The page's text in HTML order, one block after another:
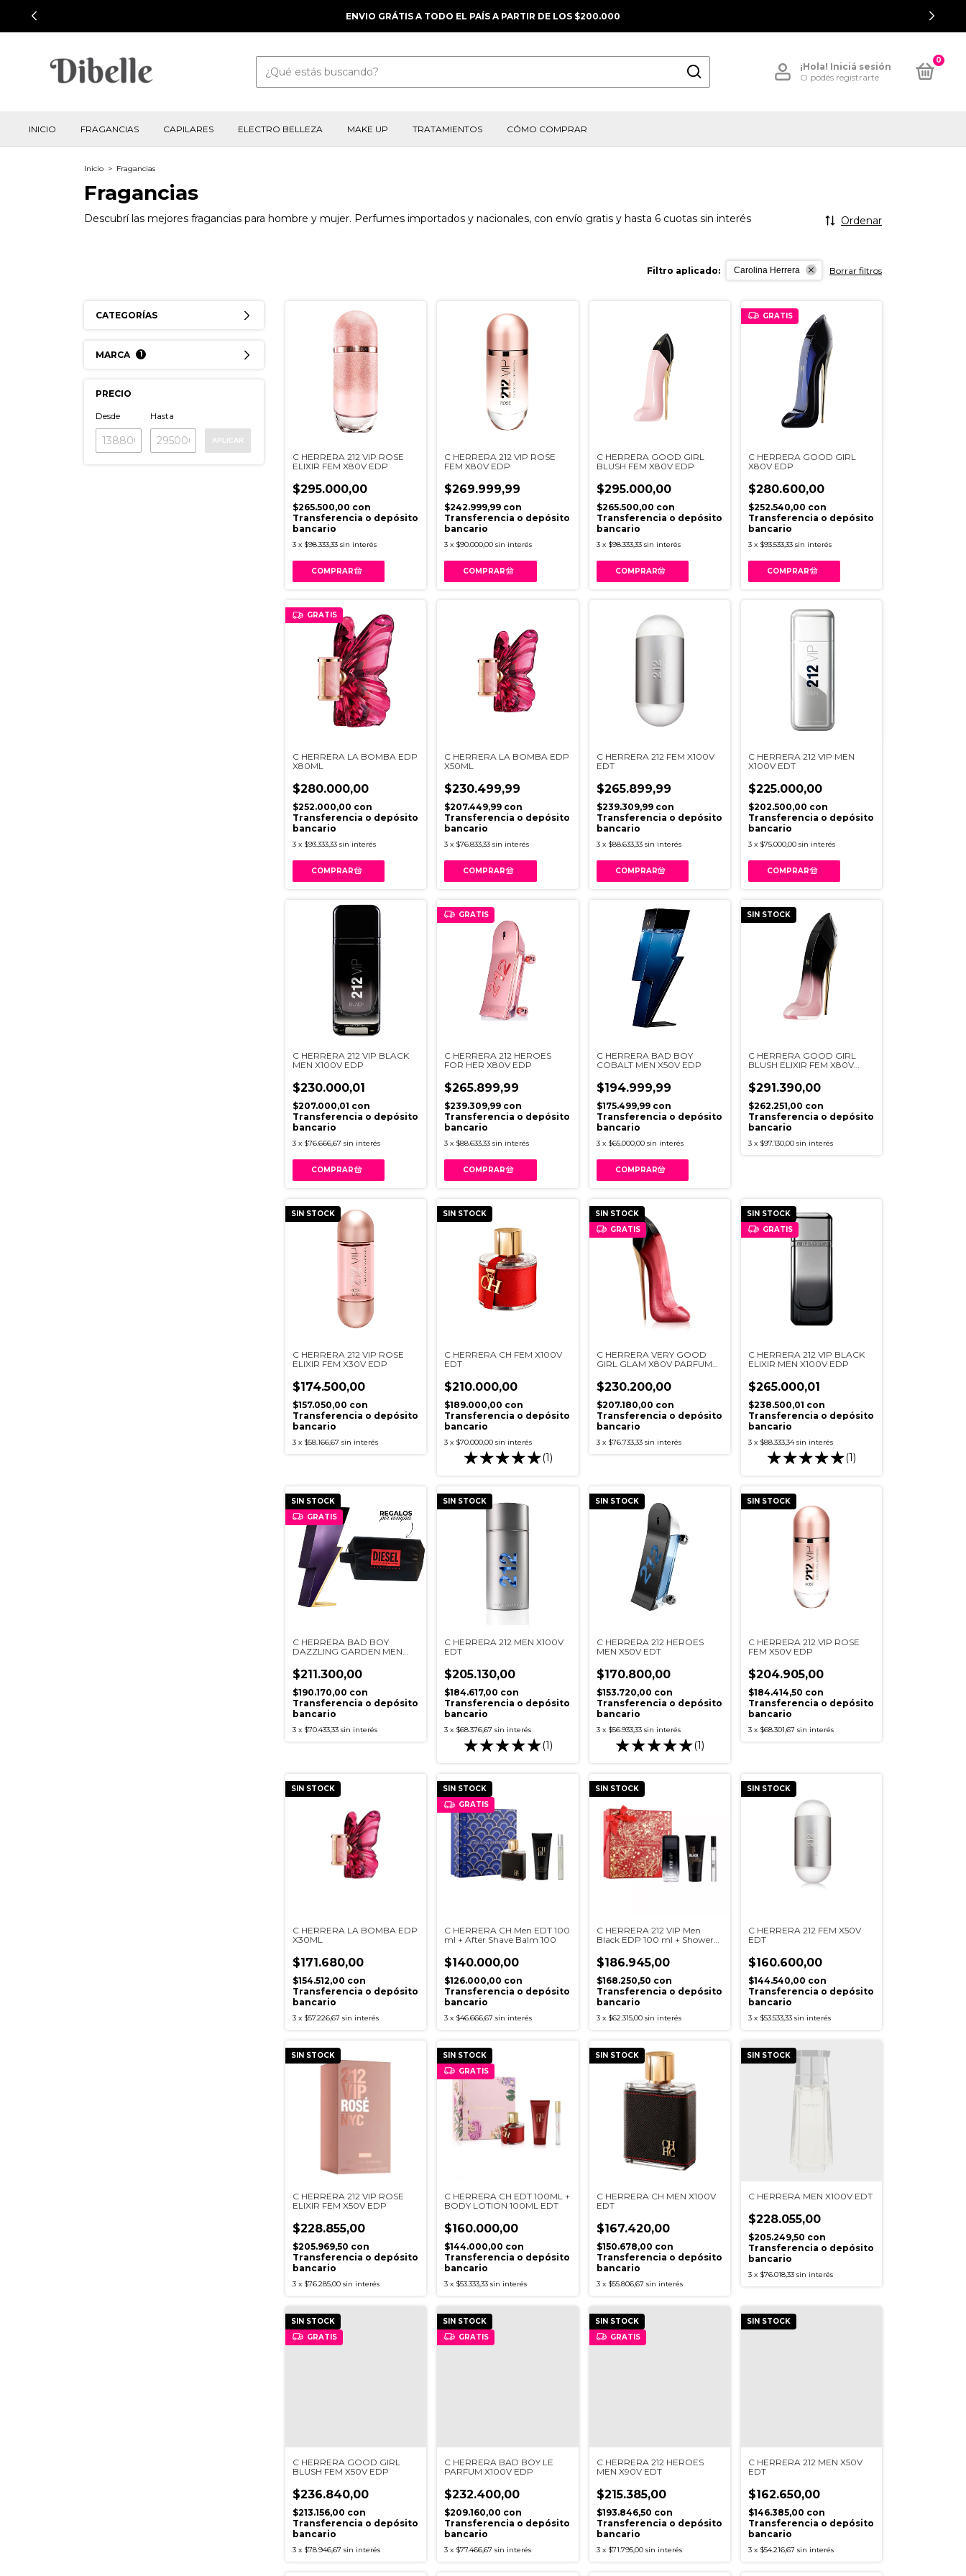
ENVIO GRÁTIS A TODO EL PAÍS A PARTIR DE LOS $200.000
¡Hola! Iniciá sesión
O podés registrarte
0
INICIO FRAGANCIAS CAPILARES ELECTRO BELLEZA MAKE UP TRATAMIENTOS CÓMO COMPRAR
Inicio > Fragancias
Fragancias
Descubrí las mejores fragancias para hombre y mujer. Perfumes importados y nacionales, con envío gratis y hasta 6 cuotas sin interés Ordenar
Filtro aplicado: Carolina Herrera Borrar filtros
CATEGORÍAS
MARCA 1
PRECIO
Desde Hasta
APLICAR
C HERRERA 212 VIP ROSE
ELIXIR FEM X80V EDP
$295.000,00
$265.500,00 con
Transferencia o depósito
bancario
3 x $98.333,33 sin interés
C HERRERA 212 VIP ROSE
FEM X80V EDP
$269.999,99
$242.999,99 con
Transferencia o depósito
bancario
3 x $90.000,00 sin interés
C HERRERA GOOD GIRL
BLUSH FEM X80V EDP
$295.000,00
$265.500,00 con
Transferencia o depósito
bancario
3 x $98.333,33 sin interés
GRATIS
C HERRERA GOOD GIRL
X80V EDP
$280.600,00
$252.540,00 con
Transferencia o depósito
bancario
3 x $93.533,33 sin interés
GRATIS
C HERRERA LA BOMBA EDP
X80ML
$280.000,00
$252.000,00 con
Transferencia o depósito
bancario
3 x $93.333,33 sin interés
C HERRERA LA BOMBA EDP
X50ML
$230.499,99
$207.449,99 con
Transferencia o depósito
bancario
3 x $76.833,33 sin interés
C HERRERA 212 FEM X100V
EDT
$265.899,99
$239.309,99 con
Transferencia o depósito
bancario
3 x $88.633,33 sin interés
C HERRERA 212 VIP MEN
X100V EDT
$225.000,00
$202.500,00 con
Transferencia o depósito
bancario
3 x $75.000,00 sin interés
C HERRERA 212 VIP BLACK
MEN X100V EDP
$230.000,01
$207.000,01 con
Transferencia o depósito
bancario
3 x $76.666,67 sin interés
GRATIS
C HERRERA 212 HEROES
FOR HER X80V EDP
$265.899,99
$239.309,99 con
Transferencia o depósito
bancario
3 x $88.633,33 sin interés
C HERRERA BAD BOY
COBALT MEN X50V EDP
$194.999,99
$175.499,99 con
Transferencia o depósito
bancario
3 x $65.000,00 sin interés
SIN STOCK
C HERRERA GOOD GIRL
BLUSH ELIXIR FEM X80V
$291.390,00
$262.251,00 con
Transferencia o depósito
bancario
3 x $97.130,00 sin interés
SIN STOCK
C HERRERA 212 VIP ROSE
ELIXIR FEM X30V EDP
$174.500,00
$157.050,00 con
Transferencia o depósito
bancario
3 x $58.166,67 sin interés
SIN STOCK
C HERRERA CH FEM X100V
EDT
$210.000,00
$189.000,00 con
Transferencia o depósito
bancario
3 x $70.000,00 sin interés
(1)
SIN STOCK
GRATIS
C HERRERA VERY GOOD
GIRL GLAM X80V PARFUM
$230.200,00
$207.180,00 con
Transferencia o depósito
bancario
3 x $76.733,33 sin interés
SIN STOCK
GRATIS
C HERRERA 212 VIP BLACK
ELIXIR MEN X100V EDP
$265.000,01
$238.500,01 con
Transferencia o depósito
bancario
3 x $88.333,34 sin interés
(1)
SIN STOCK
GRATIS
C HERRERA BAD BOY
DAZZLING GARDEN MEN
$211.300,00
$190.170,00 con
Transferencia o depósito
bancario
3 x $70.433,33 sin interés
SIN STOCK
C HERRERA 212 MEN X100V
EDT
$205.130,00
$184.617,00 con
Transferencia o depósito
bancario
3 x $68.376,67 sin interés
(1)
SIN STOCK
C HERRERA 212 HEROES
MEN X50V EDT
$170.800,00
$153.720,00 con
Transferencia o depósito
bancario
3 x $56.933,33 sin interés
(1)
SIN STOCK
C HERRERA 212 VIP ROSE
FEM X50V EDP
$204.905,00
$184.414,50 con
Transferencia o depósito
bancario
3 x $68.301,67 sin interés
SIN STOCK
C HERRERA LA BOMBA EDP
X30ML
$171.680,00
$154.512,00 con
Transferencia o depósito
bancario
3 x $57.226,67 sin interés
SIN STOCK
GRATIS
C HERRERA CH Men EDT 100
ml + After Shave Balm 100
$140.000,00
$126.000,00 con
Transferencia o depósito
bancario
3 x $46.666,67 sin interés
SIN STOCK
C HERRERA 212 VIP Men
Black EDP 100 ml + Shower
$186.945,00
$168.250,50 con
Transferencia o depósito
bancario
3 x $62.315,00 sin interés
SIN STOCK
C HERRERA 212 FEM X50V
EDT
$160.600,00
$144.540,00 con
Transferencia o depósito
bancario
3 x $53.533,33 sin interés
SIN STOCK
C HERRERA 212 VIP ROSE
ELIXIR FEM X50V EDP
$228.855,00
$205.969,50 con
Transferencia o depósito
bancario
3 x $76.285,00 sin interés
SIN STOCK
GRATIS
C HERRERA CH EDT 100ML +
BODY LOTION 100ML EDT
$160.000,00
$144.000,00 con
Transferencia o depósito
bancario
3 x $53.333,33 sin interés
SIN STOCK
C HERRERA CH MEN X100V
EDT
$167.420,00
$150.678,00 con
Transferencia o depósito
bancario
3 x $55.806,67 sin interés
SIN STOCK
C HERRERA MEN X100V EDT
$228.055,00
$205.249,50 con
Transferencia o depósito
bancario
3 x $76.018,33 sin interés
SIN STOCK
GRATIS
C HERRERA GOOD GIRL
BLUSH FEM X50V EDP
$236.840,00
$213.156,00 con
Transferencia o depósito
bancario
3 x $78.946,67 sin interés
SIN STOCK
GRATIS
C HERRERA BAD BOY LE
PARFUM X100V EDP
$232.400,00
$209.160,00 con
Transferencia o depósito
bancario
3 x $77.466,67 sin interés
SIN STOCK
GRATIS
C HERRERA 212 HEROES
MEN X90V EDT
$215.385,00
$193.846,50 con
Transferencia o depósito
bancario
3 x $71.795,00 sin interés
SIN STOCK
C HERRERA 212 MEN X50V
EDT
$162.650,00
$146.385,00 con
Transferencia o depósito
bancario
3 x $54.216,67 sin interés